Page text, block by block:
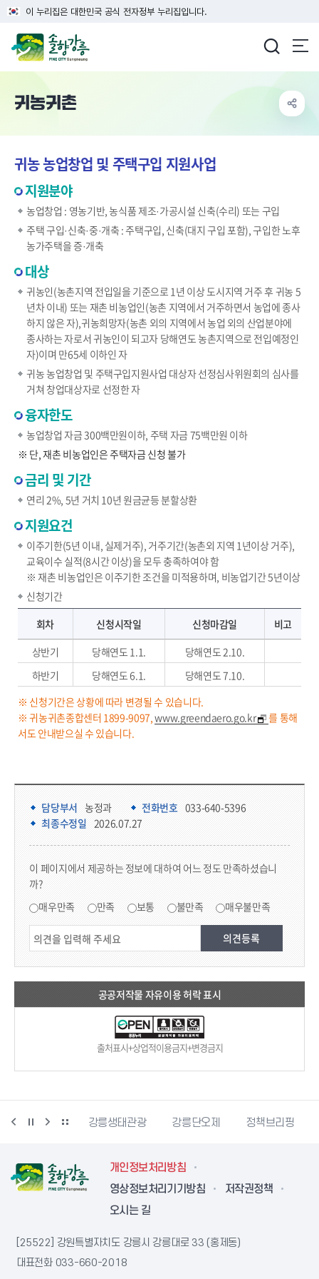
이 누리집은 대한민국 공식 전자정부 누리집입니다.
귀농귀촌
귀농 농업창업 및 주택구입 지원사업
지원분야
농업창업 : 영농기반, 농식품 제조·가공시설 신축(수리) 또는 구입
주택 구입·신축·중·개축 : 주택구입, 신축(대지 구입 포함), 구입한 노후
농가주택을 증·개축
대상
귀농인(농촌지역 전입일을 기준으로 1년 이상 도시지역 거주 후 귀농 5
년차 이내) 또는 재촌 비농업인(농촌 지역에서 거주하면서 농업에 종사
하지 않은 자),귀농희망자(농촌 외의 지역에서 농업 외의 산업분야에
종사하는 자로서 귀농인이 되고자 당해연도 농촌지역으로 전입예정인
자)이며 만65세 이하인 자
귀농 농업창업 및 주택구입지원사업 대상자 선정심사위원회의 심사를
거쳐 창업대상자로 선정한 자
융자한도
농업창업 자금 300백만원이하, 주택 자금 75백만원 이하
※ 단, 재촌 비농업인은 주택자금 신청 불가
금리 및 기간
연리 2%, 5년 거치 10년 원금균등 분할상환
지원요건
이주기한(5년 이내, 실제거주), 거주기간(농촌외 지역 1년이상 거주),
교육이수 실적(8시간 이상)을 모두 충족하여야 함
※ 재촌 비농업인은 이주기한 조건을 미적용하며, 비농업기간 5년이상
신청기간
회차 신청시작일 신청마감일
비고
상반기
당해연도 1.1.
당해연도 2.10.
하반기
당해연도 6.1.
당해연도 7.10.
※ 신청기간은 상황에 따라 변경될 수 있습니다.
※ 귀농귀촌종합센터 1899-9097,www.greendaero.go.kr
를 통해
서도 안내받으실 수 있습니다.
담당부서 정보 & 컨텐츠 만족도 조사 & 공공저작물 자유이용 허락 표시
담당부서 농정과 전화번호 033-640-5396
최종수정일 2026.07.27
이 페이지에서 제공하는 정보에 대하여 어느 정도 만족하셨습니
까?
매우만족 만족 보통 불만족 매우불만족
공공저작물 자유이용 허락 표시
출처표시+상업적이용금지+변경금지
동물사랑센터 강릉생태관광 강릉단오제 정책브리핑
개인정보처리방침
영상정보처리기기방침
저작권정책
오시는 길
[25522] 강원특별자치도 강릉시 강릉대로 33 (홍제동)
대표전화 033-660-2018